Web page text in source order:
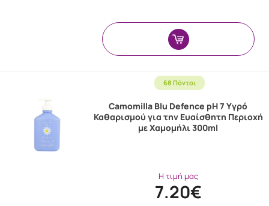
68 Πόντοι
Camomilla Blu Defence pH 7 Υγρό
Καθαρισμού για την Ευαίσθητη Περιοχή
με Χαμομήλι 300ml
Η τιμή μας
7.20€